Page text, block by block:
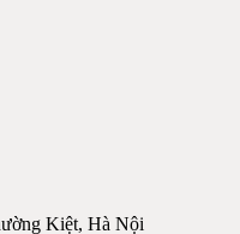
Kiệt, Hà Nội